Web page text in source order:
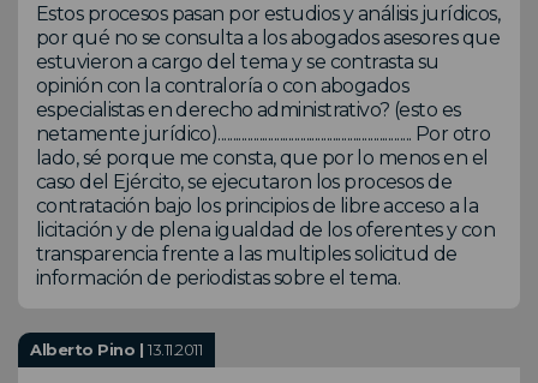
Estos procesos pasan por estudios y análisis jurídicos,
por qué no se consulta a los abogados asesores que
estuvieron a cargo del tema y se contrasta su
opinión con la contraloría o con abogados
especialistas en derecho administrativo? (esto es
netamente jurídico).................................................................. Por otro
lado, sé porque me consta, que por lo menos en el
caso del Ejército, se ejecutaron los procesos de
contratación bajo los principios de libre acceso a la
licitación y de plena igualdad de los oferentes y con
transparencia frente a las multiples solicitud de
información de periodistas sobre el tema.
Alberto Pino |13.11.2011